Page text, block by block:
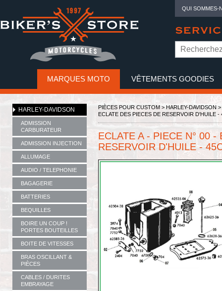
QUI SOMMES-
MARQUES MOTO VÊTEMENTS GOODIES
HARLEY-DAVIDSON
ADMISSION
CARBURATEUR
ADMISSION INJECTION
ALLUMAGE
AUDIO / TELEPHONIE
BAGAGERIE
BATTERIES
BEQUILLES
BOIRE UN COUP !
PORTES BOUTEILLES
BOITE DE VITESSES
BRAS OSCILLANT &
PIÈCES
CABLES / DURITES
EMBRAYAGE
PIÈCES POUR CUSTOM > HARLEY-DAVIDSON >
ECLATE DES PIECES DE RESERVOIR D'HUILE -
ECLATE A - PIECE N° 00 -
RESERVOIR D'HUILE -